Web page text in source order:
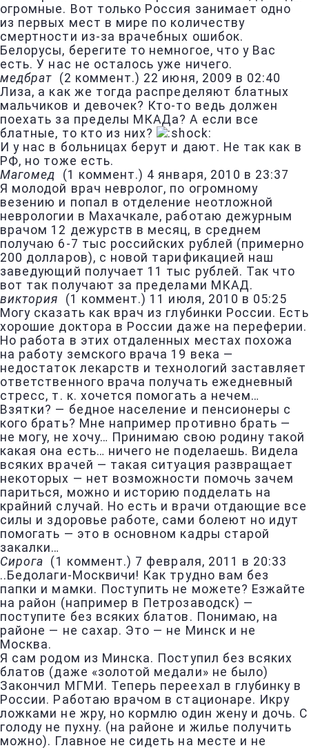
огромные. Вот только Россия занимает одно
из первых мест в мире по количеству
смертности из-за врачебных ошибок.
Белорусы, берегите то немногое, что у Вас
есть. У нас не осталось уже ничего.
медбрат (2 коммент.) 22 июня, 2009 в 02:40
Лиза, а как же тогда распределяют блатных
мальчиков и девочек? Кто-то ведь должен
поехать за пределы МКАДа? А если все
блатные, то кто из них?
И у нас в больницах берут и дают. Не так как в
РФ, но тоже есть.
Магомед (1 коммент.) 4 января, 2010 в 23:37
Я молодой врач невролог, по огромному
везению и попал в отделение неотложной
неврологии в Махачкале, работаю дежурным
врачом 12 дежурств в месяц, в среднем
получаю 6-7 тыс российских рублей (примерно
200 долларов), с новой тарификацией наш
заведующий получает 11 тыс рублей. Так что
вот так получают за пределами МКАД.
виктория (1 коммент.) 11 июля, 2010 в 05:25
Могу сказать как врач из глубинки России. Есть
хорошие доктора в России даже на переферии.
Но работа в этих отдаленных местах похожа
на работу земского врача 19 века —
недостаток лекарств и технологий заставляет
ответственного врача получать ежедневный
стресс, т. к. хочется помогать а нечем…
Взятки? — бедное население и пенсионеры с
кого брать? Мне например противно брать —
не могу, не хочу… Принимаю свою родину такой
какая она есть… ничего не поделаешь. Видела
всяких врачей — такая ситуация развращает
некоторых — нет возможности помочь зачем
париться, можно и историю подделать на
крайний случай. Но есть и врачи отдающие все
силы и здоровье работе, сами болеют но идут
помогать — это в основном кадры старой
закалки…
Сирога ( 1 коммент.) 7 февраля, 2011 в 20:33
..Бедолаги-Москвичи! Как трудно вам без
папки и мамки. Поступить не можете? Езжайте
на район (например в Петрозаводск) —
поступите без всяких блатов. Понимаю, на
районе — не сахар. Это — не Минск и не
Москва.
Я сам родом из Минска. Поступил без всяких
блатов (даже «золотой медали» не было)
Закончил МГМИ. Теперь переехал в глубинку в
России. Работаю врачом в стационаре. Икру
ложками не жру, но кормлю один жену и дочь. С
голоду не пухну. (на районе и жилье получить
можно). Главное не сидеть на месте и не